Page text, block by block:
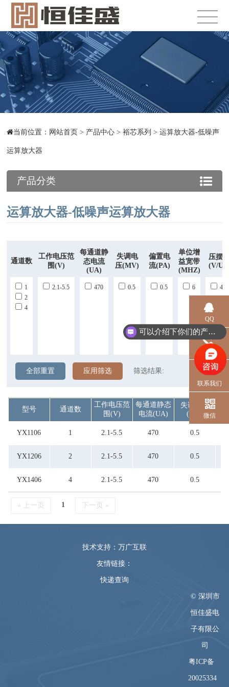
当前位置： 网站首页 > 产品中心 >裕芯系列 >运算放大器-低噪声
运算放大器
产品分类
运算放大器-低噪声运算放大器
通道数
工作电压范
围(V)
每通道静
态电流
(uA)
失调电
压(mV)
偏置电
流(pA)
单位增
益宽带
(MHZ)
压摆
(V/
1
2
4
2.1-5.5 470 0.5 0.5 6 4.5
全部重置 应用筛选 筛选结果:
型号 通道数
工作电压范
围(V)
每通道静态
电流(uA)
失调电压
(mV)
YX1106 1 2.1-5.5 470 0.5
YX1206 2 2.1-5.5 470 0.5
YX1406 4 2.1-5.5 470 0.5
« 上一页 1 下一页 »
技术支持：万广互联
友情链接：
快递查询
© 深圳市
恒佳盛电
子有限公
司
粤ICP备
20025334
QQ
电话
联系我们
微信
可以介绍下你们的产品么？